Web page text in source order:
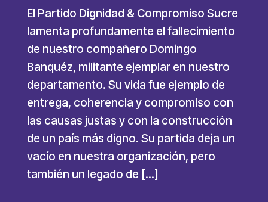
El Partido Dignidad & Compromiso Sucre
lamenta profundamente el fallecimiento
de nuestro compañero Domingo
Banquéz, militante ejemplar en nuestro
departamento. Su vida fue ejemplo de
entrega, coherencia y compromiso con
las causas justas y con la construcción
de un país más digno. Su partida deja un
vacío en nuestra organización, pero
también un legado de […]